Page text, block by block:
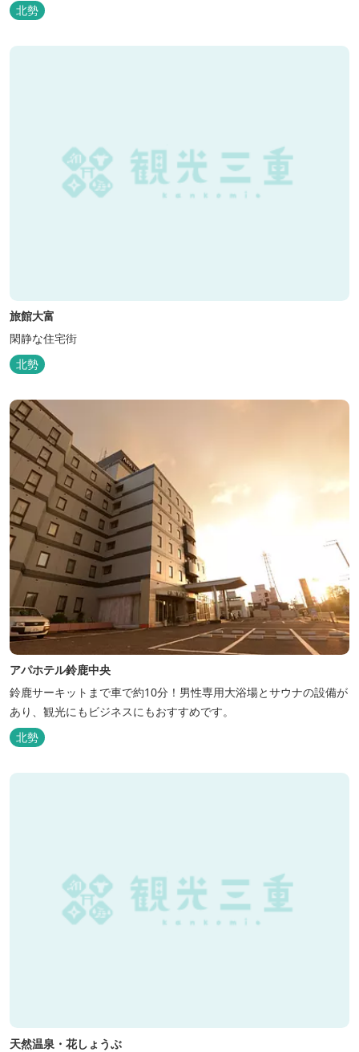
ロ、スポーツ行事では鈴鹿スポーツガーデン様まで約3キロととて
も近い場所にあります。亀山市へのアクセスも便利でシャープ亀山
工場では約10キロと鈴鹿市では近い場所となっております。
北勢
旅館大富
閑静な住宅街
北勢
アパホテル鈴鹿中央
鈴鹿サーキットまで車で約10分！男性専用大浴場とサウナの設備が
あり、観光にもビジネスにもおすすめです。
北勢
天然温泉・花しょうぶ